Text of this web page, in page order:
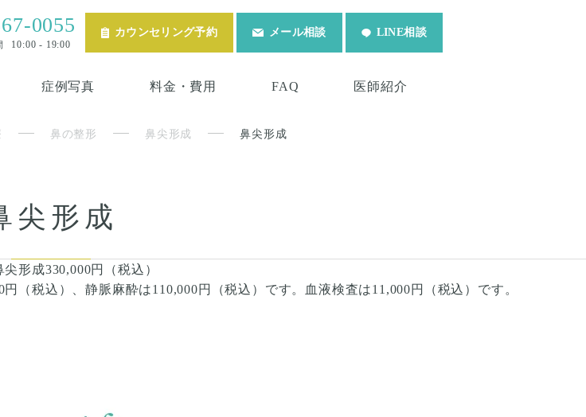
0055
10:00 - 19:00
カウンセリング予約 メール相談 LINE相談
症例写真 料金・費用 FAQ 医師紹介
鼻の整形 鼻尖形成 鼻尖形成
尖形成
形成330,000円（税込）
（税込）、静脈麻酔は110,000円（税込）です。血液検査は11,000円（税込）です。